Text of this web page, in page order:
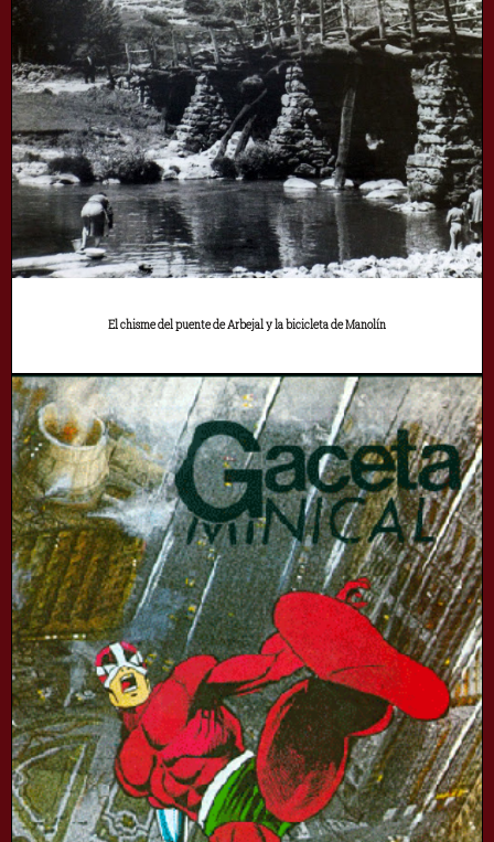
El chisme del puente de Arbejal y la bicicleta de Manolín